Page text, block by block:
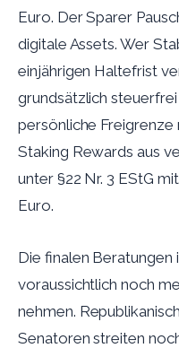
Euro. Der Sparer
digitale Assets. Wer
einjährigen Haltefrist
grundsätzlich
persönliche
Staking Rewards aus
unter §22 Nr. 3 EStG
Euro.
Die finalen
voraussichtlich noch
nehmen.
Senatoren streiten